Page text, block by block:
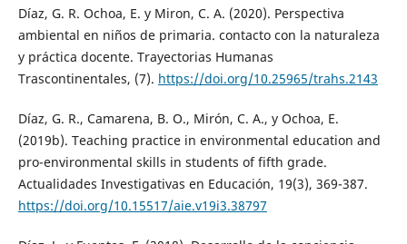
Díaz, G. R. Ochoa, E. y Miron, C. A. (2020). Perspectiva
ambiental en niños de primaria. contacto con la naturaleza
y práctica docente. Trayectorias Humanas
Trascontinentales, (7). https://doi.org/10.25965/trahs.2143
Díaz, G. R., Camarena, B. O., Mirón, C. A., y Ochoa, E.
(2019b). Teaching practice in environmental education and
pro-environmental skills in students of fifth grade.
Actualidades Investigativas en Educación, 19(3), 369-387.
https://doi.org/10.15517/aie.v19i3.38797